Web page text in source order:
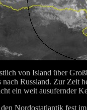
von Island über
Russland. Zur Zeit
ein weit ausufernder
Nordostatlantik fest